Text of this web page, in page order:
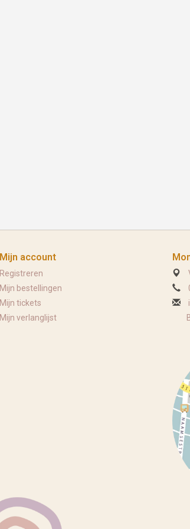
Mijn account
Registreren
Mijn bestellingen
Mijn tickets
Mijn verlanglijst